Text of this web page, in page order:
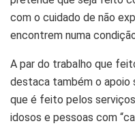
com o cuidado de não
encontrem numa
A par do trabalho que
destaca também o apoio
que é feito pelos
idosos e pessoas com